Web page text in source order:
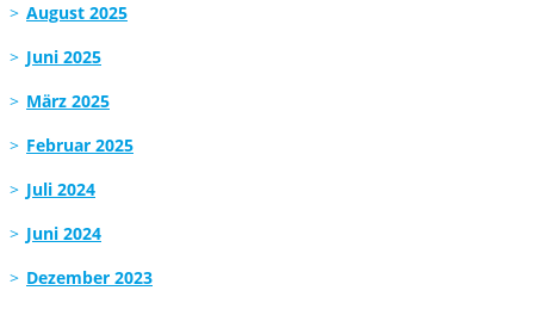
August 2025
Juni 2025
März 2025
Februar 2025
Juli 2024
Juni 2024
Dezember 2023